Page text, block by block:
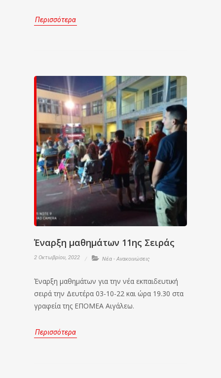
Περισσότερα
Έναρξη μαθημάτων 11ης Σειράς
2 Οκτωβρίου, 2022 Νέα - Ανακοινώσεις
Έναρξη μαθημάτων για την νέα εκπαιδευτική
σειρά την Δευτέρα 03-10-22 και ώρα 19.30 στα
γραφεία της ΕΠΟΜΕΑ Αιγάλεω.
Περισσότερα